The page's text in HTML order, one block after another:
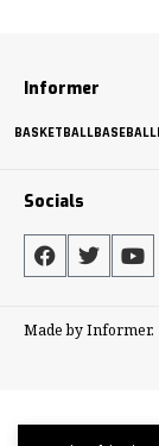
Informer
BASKETBALLBASEBALL
Socials
Made by Informer.